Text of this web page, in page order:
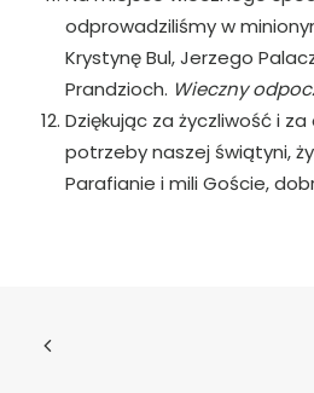
odprowadziliśmy w
Krystynę Bul, Jerzego
Prandzioch. Wieczny
Dziękując za życzliwość i
potrzeby naszej świątyni,
Parafianie i mili Goście,